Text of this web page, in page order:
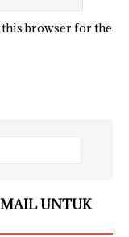
this browser for the
UNTUK